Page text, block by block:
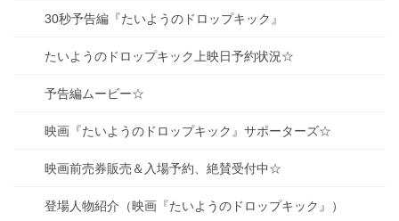
30秒予告編『たいようのドロップキック』
たいようのドロップキック上映日予約状況☆
予告編ムービー☆
映画『たいようのドロップキック』サポーターズ☆
映画前売券販売＆入場予約、絶賛受付中☆
登場人物紹介（映画『たいようのドロップキック』）